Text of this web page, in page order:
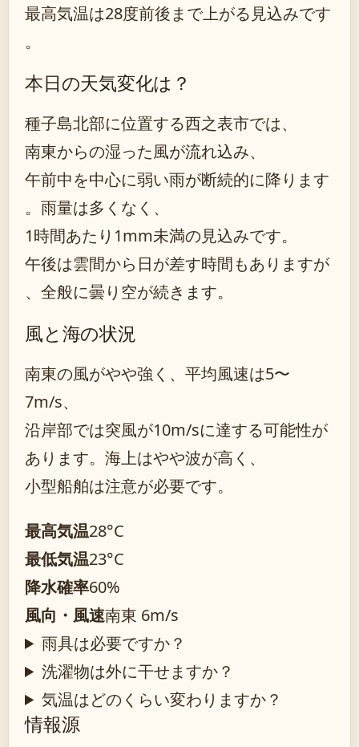
最高気温は28度前後まで上がる見込みです
。
本日の天気変化は？
種子島北部に位置する西之表市では、
南東からの湿った風が流れ込み、
午前中を中心に弱い雨が断続的に降ります
。雨量は多くなく、
1時間あたり1mm未満の見込みです。
午後は雲間から日が差す時間もありますが
、全般に曇り空が続きます。
風と海の状況
南東の風がやや強く、平均風速は5〜
7m/s、
沿岸部では突風が10m/sに達する可能性が
あります。海上はやや波が高く、
小型船舶は注意が必要です。
最高気温28°C
最低気温23°C
降水確率60%
風向・風速南東 6m/s
雨具は必要ですか？
洗濯物は外に干せますか？
気温はどのくらい変わりますか？
情報源